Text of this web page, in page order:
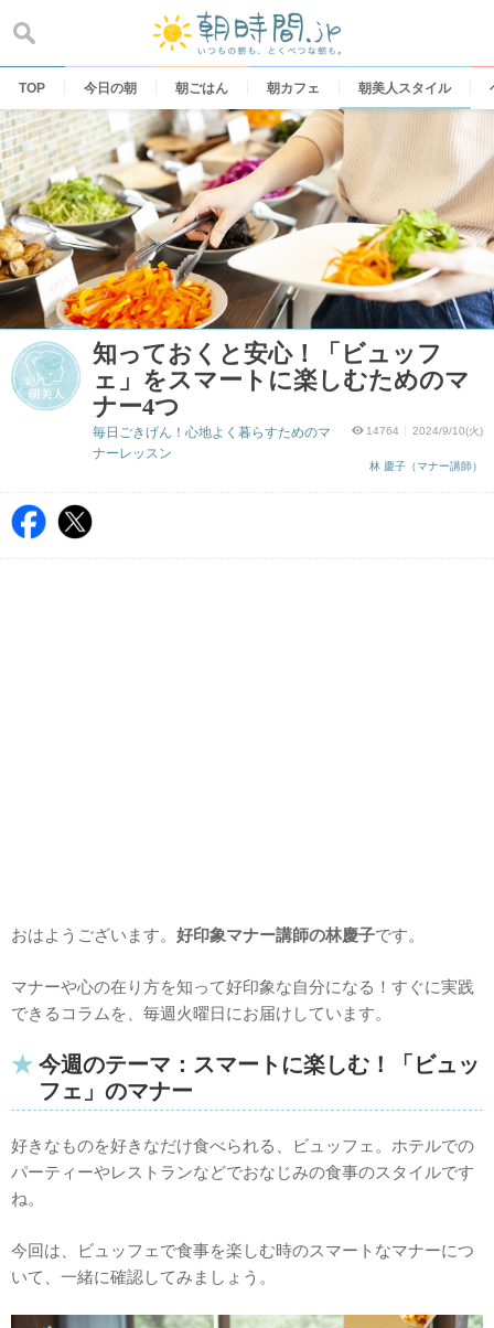
content
TOP 今日の朝 朝ごはん 朝カフェ 朝美人スタイル
知っておくと安心！「ビュッフ
ェ」をスマートに楽しむためのマ
ナー4つ
14764 2024/9/10(火)
林 慶子（マナー講師）
毎日ごきげん！心地よく暮らすためのマ
ナーレッスン
おはようございます。 好印象マナー講師の林慶子です。
マナーや心の在り方を知って好印象な自分になる！すぐに実践
できるコラムを、毎週火曜日にお届けしています。
今週のテーマ：スマートに楽しむ！「ビュッ
フェ」のマナー
好きなものを好きなだけ食べられる、ビュッフェ。ホテルでの
パーティーやレストランなどでおなじみの食事のスタイルです
ね。
今回は、ビュッフェで食事を楽しむ時のスマートなマナーにつ
いて、一緒に確認してみましょう。